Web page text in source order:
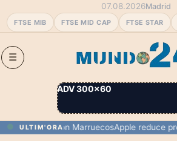
FTSE MIB FTSE MID CAP FTSE STAR
07.08.2026Madrid
ADV 300×60
ULTIM'ORA
Ceuta con MarruecosApple reduce